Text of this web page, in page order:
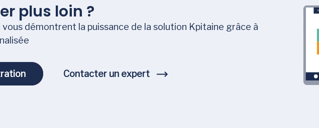
plus loin ?
démontrent la puissance de la solution Kpitaine grâce à
Contacter un expert